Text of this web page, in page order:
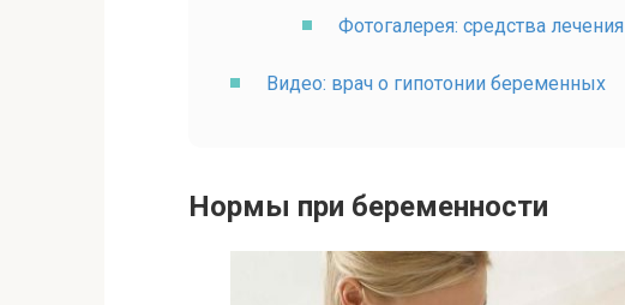
Фотогалерея: средства лечения
Видео: врач о гипотонии беременных
Нормы при беременности